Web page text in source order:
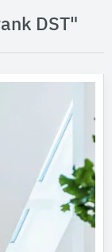
DST"